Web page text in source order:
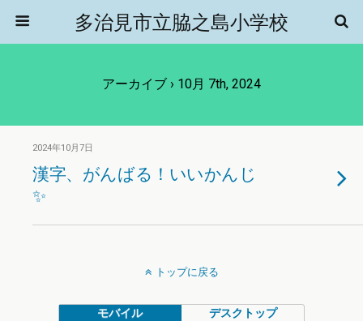
多治見市立脇之島小学校
アーカイブ › 10月 7th, 2024
2024年10月7日
漢字、がんばる！いいかんじ
✨
トップに戻る
モバイル デスクトップ